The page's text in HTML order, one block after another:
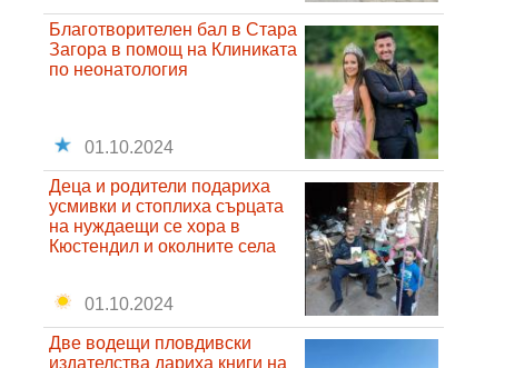
Благотворителен бал в Стара
Загора в помощ на Клиниката
по неонатология
01.10.2024
Деца и родители подариха
усмивки и стоплиха сърцата
на нуждаещи се хора в
Кюстендил и околните села
01.10.2024
Две водещи пловдивски
издателства дариха книги на